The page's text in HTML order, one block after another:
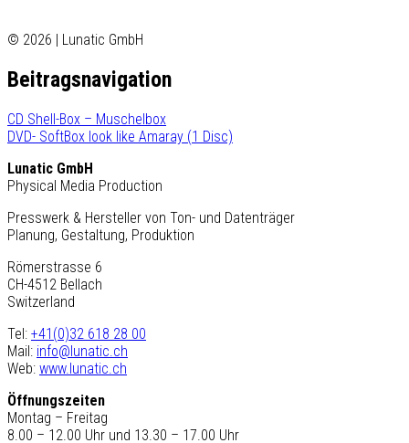
© 2026 | Lunatic GmbH
Beitragsnavigation
CD Shell-Box – Muschelbox
DVD- SoftBox look like Amaray (1 Disc)
Lunatic GmbH
Physical Media Production
Presswerk & Hersteller von Ton- und Datenträger
Planung, Gestaltung, Produktion
Römerstrasse 6
CH-4512 Bellach
Switzerland
Tel: +41(0)32 618 28 00
Mail: info@lunatic.ch
Web: www.lunatic.ch
Öffnungszeiten
Montag – Freitag
8.00 – 12.00 Uhr und 13.30 – 17.00 Uhr